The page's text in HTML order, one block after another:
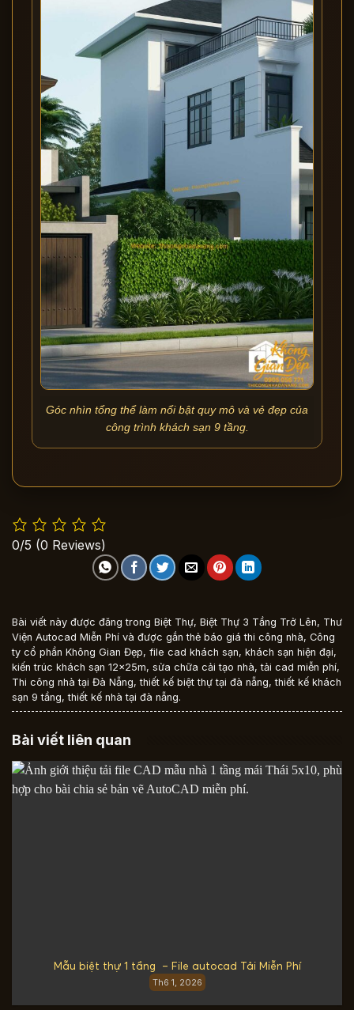
Góc nhìn tổng thể làm nổi bật quy mô và vẻ đẹp của
công trình khách sạn 9 tầng.
0/5 (0 Reviews)
Bài viết này được đăng trong Biệt Thự, Biệt Thự 3 Tầng Trở Lên, Thư
Viện Autocad Miễn Phí và được gắn thẻ báo giá thi công nhà, Công
ty cổ phần Không Gian Đẹp, file cad khách sạn, khách sạn hiện đại,
kiến trúc khách sạn 12x25m, sửa chữa cải tạo nhà,tải cad miễn phí,
Thi công nhà tại Đà Nẵng,thiết kế biệt thự tại đà nẵng,thiết kế khách
sạn 9 tầng,thiết kế nhà tại đà nẵng.
Bài viết liên quan
Mẫu biệt thự 1 tầng – File autocad Tải Miễn Phí
Th6 1, 2026